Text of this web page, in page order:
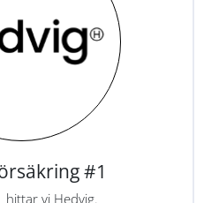
#1
hittar vi Hedvig.